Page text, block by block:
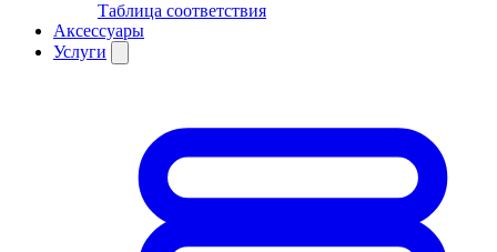
Таблица соответствия
Аксессуары
Услуги